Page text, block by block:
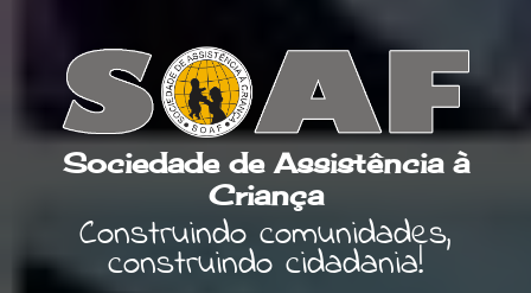
Sociedade de Assistência à
Criança
Construindo comunidades,
construindo cidadania!